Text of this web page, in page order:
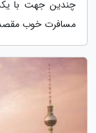
چندین جهت با
مسافرت خوب